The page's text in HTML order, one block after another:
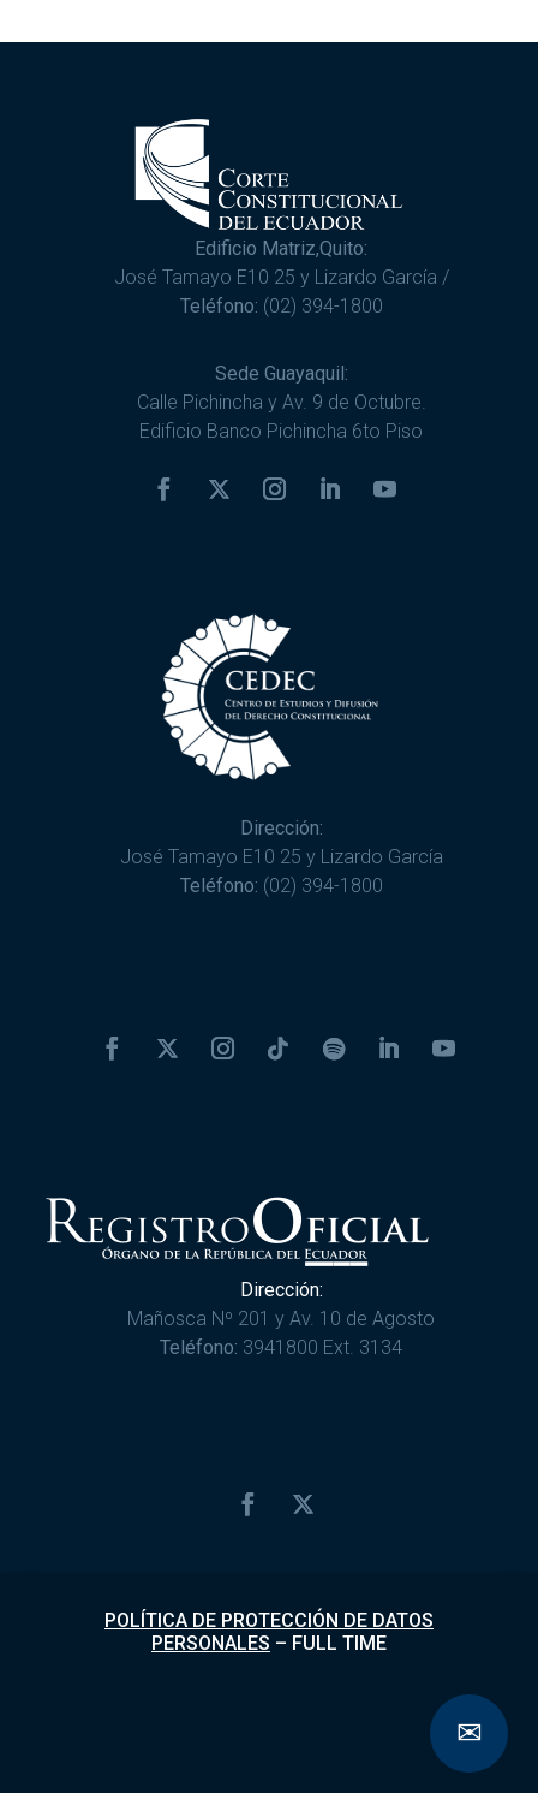
Edificio Matriz,Quito:
José Tamayo E10 25 y Lizardo García /
Teléfono: (02) 394-1800
Sede Guayaquil:
Calle Pichincha y Av. 9 de Octubre.
Edificio Banco Pichincha 6to Piso
Dirección:
José Tamayo E10 25 y Lizardo García
Teléfono: (02) 394-1800
Dirección:
Mañosca Nº 201 y Av. 10 de Agosto
Teléfono: 3941800 Ext. 3134
POLÍTICA DE PROTECCIÓN DE DATOS
PERSONALES – FULL TIME
✉